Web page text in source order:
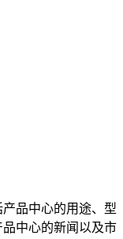
品中心的用途、型
中心的新闻以及市